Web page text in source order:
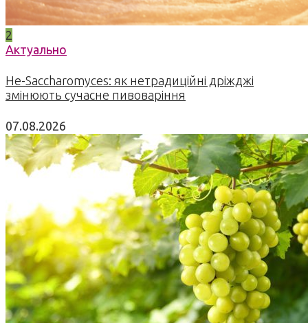
2
Актуально
Не-Saccharomyces: як нетрадиційні дріжджі
змінюють сучасне пивоваріння
07.08.2026